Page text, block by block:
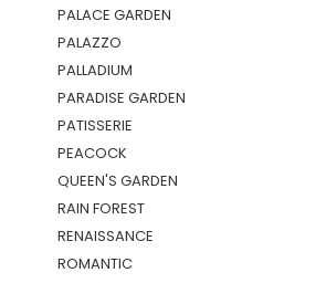
PALACE GARDEN
PALAZZO
PALLADIUM
PARADISE GARDEN
PATISSERIE
PEACOCK
QUEEN'S GARDEN
RAIN FOREST
RENAISSANCE
ROMANTIC